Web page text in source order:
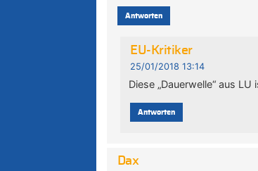
Antworten
EU-Kritiker
25/01/2018 13:14
Diese „Dauerwelle“ aus
Antworten
Dax